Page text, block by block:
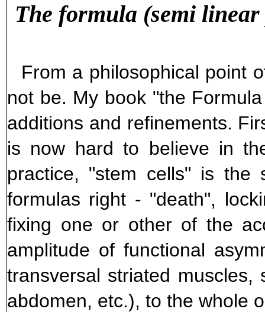
The formula (semi
From a philosophical point
not be. My book "the
additions and refinements.
is now hard to believe in
practice, "stem cells" is the
formulas right - "death",
fixing one or other of the
amplitude of functional
transversal striated
abdomen, etc.), to the whole